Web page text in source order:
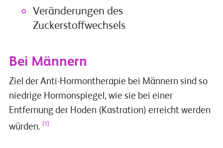
Veränderungen des
Zuckerstoffwechsels
Bei Männern
Ziel der Anti-Hormontherapie bei Männern sind so
niedrige Hormonspiegel, wie sie bei einer
Entfernung der Hoden (Kastration) erreicht werden
würden.
[1]